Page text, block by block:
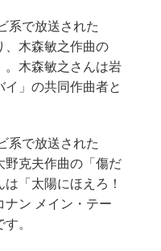
系で放送された
、木森敏之作曲の
。木森敏之さんは岩
」の共同作曲者と
系で放送された
野克夫作曲の「傷だ
「太陽にほえろ！
ナン メイン・テー
。